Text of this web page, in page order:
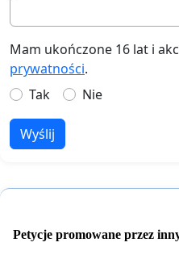
Mam ukończone 16 lat i
prywatności.
Tak
Nie
Wyślij
Petycje promowane przez